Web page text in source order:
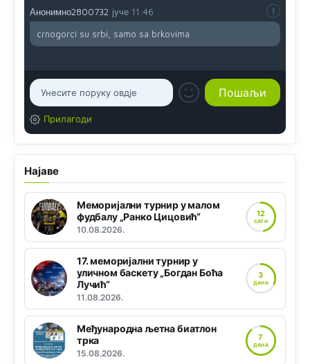
Анонимно2800732 јуче 11:46
crnogorci su srbi, samo sa brkovima
Прилагоди
Најаве
Меморијални турнир у малом
фудбалу „Ранко Цицовић“
10.08.2026.
12
САТИ
17. меморијални турнир у
уличном баскету „Богдан Боћа
Лучић“
11.08.2026.
3
ДАНА
Међународна љетна биатлон
трка
15.08.2026.
7
ДАНА